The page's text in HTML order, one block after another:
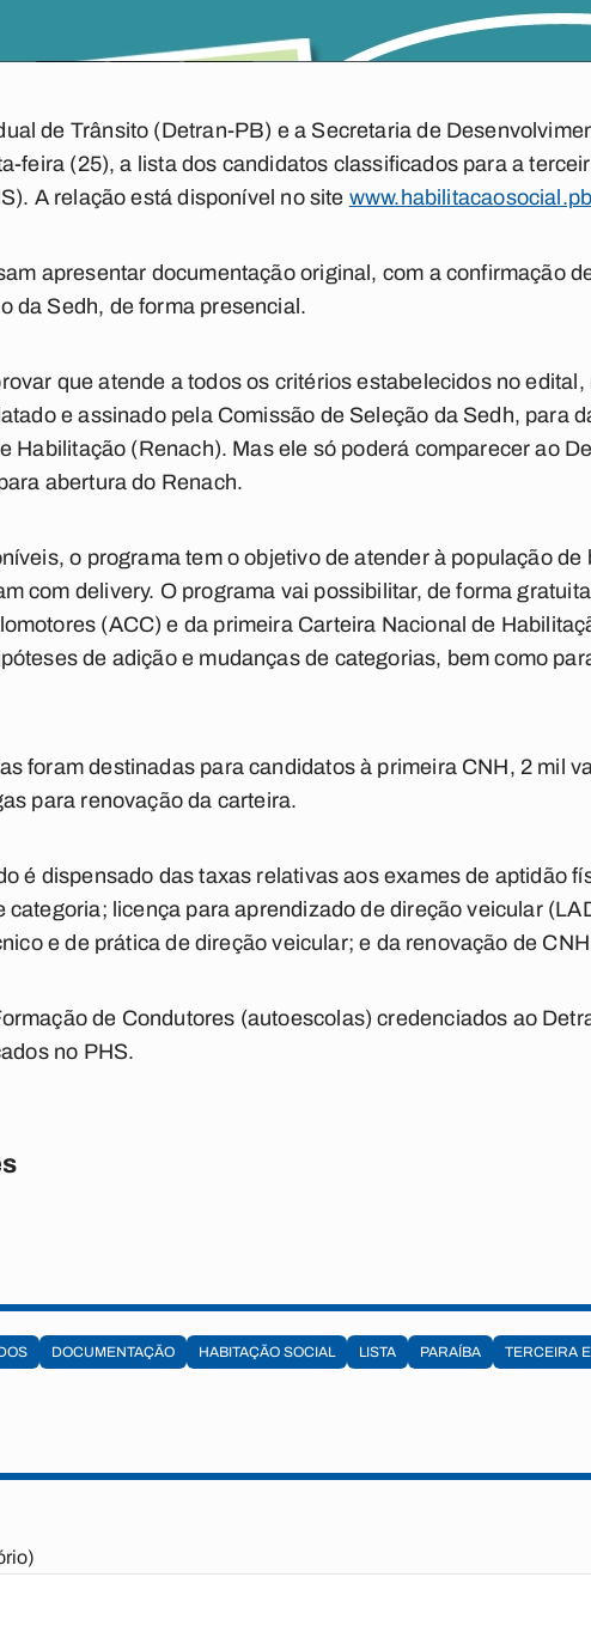
de Trânsito (Detran-PB) e a Secretaria de
feira (25), a lista dos candidatos classificados para a
A relação está disponível no site
apresentar documentação original, com a confirmação
da Sedh, de forma presencial.
que atende a todos os critérios estabelecidos no
e assinado pela Comissão de Seleção da Sedh, para
Habilitação (Renach). Mas ele só poderá comparecer ao
abertura do Renach.
o programa tem o objetivo de atender à população
com delivery. O programa vai possibilitar, de forma
(ACC) e da primeira Carteira Nacional de
de adição e mudanças de categorias, bem como
foram destinadas para candidatos à primeira CNH, 2 mil
para renovação da carteira.
é dispensado das taxas relativas aos exames de aptidão
categoria; licença para aprendizado de direção veicular
e de prática de direção veicular; e da renovação de
de Condutores (autoescolas) credenciados ao
no PHS.
DOCUMENTAÇÃO HABITAÇÃO SOCIAL LISTA PARAÍBA TERCEIRA